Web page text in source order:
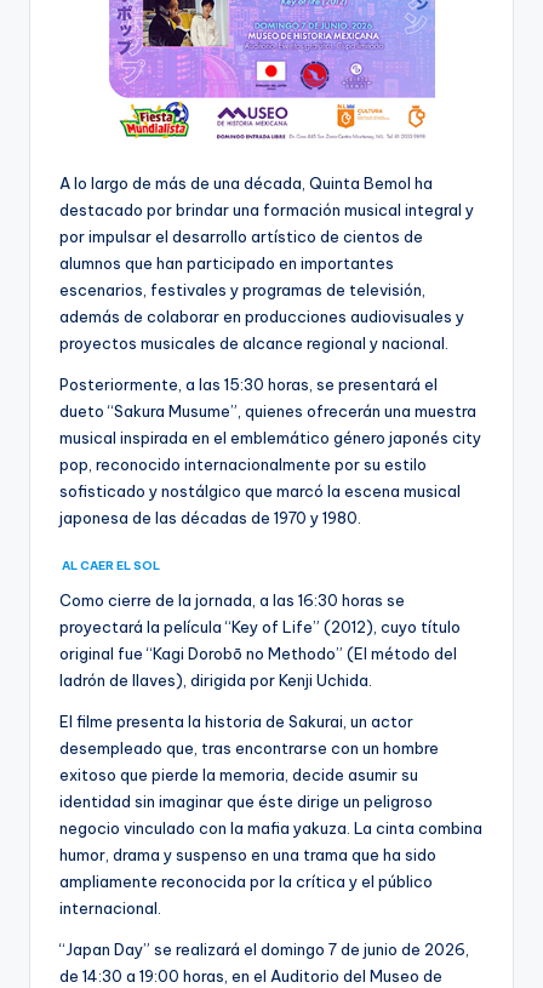
A lo largo de más de una década, Quinta Bemol ha
destacado por brindar una formación musical integral y
por impulsar el desarrollo artístico de cientos de
alumnos que han participado en importantes
escenarios, festivales y programas de televisión,
además de colaborar en producciones audiovisuales y
proyectos musicales de alcance regional y nacional.
Posteriormente, a las 15:30 horas, se presentará el
dueto “Sakura Musume”, quienes ofrecerán una muestra
musical inspirada en el emblemático género japonés city
pop, reconocido internacionalmente por su estilo
sofisticado y nostálgico que marcó la escena musical
japonesa de las décadas de 1970 y 1980.
AL CAER EL SOL
Como cierre de la jornada, a las 16:30 horas se
proyectará la película “Key of Life” (2012), cuyo título
original fue “Kagi Dorobō no Methodo” (El método del
ladrón de llaves), dirigida por Kenji Uchida.
El filme presenta la historia de Sakurai, un actor
desempleado que, tras encontrarse con un hombre
exitoso que pierde la memoria, decide asumir su
identidad sin imaginar que éste dirige un peligroso
negocio vinculado con la mafia yakuza. La cinta combina
humor, drama y suspenso en una trama que ha sido
ampliamente reconocida por la crítica y el público
internacional.
“Japan Day” se realizará el domingo 7 de junio de 2026,
de 14:30 a 19:00 horas, en el Auditorio del Museo de